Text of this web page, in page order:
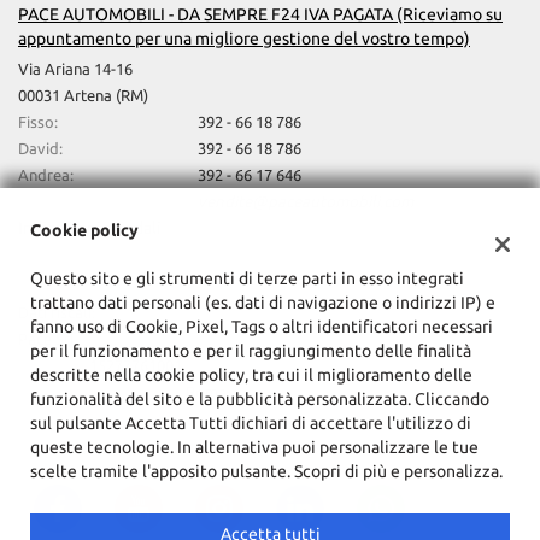
riscaldati • Sensore di pioggia • Servosterzo • Sistema di avviso di
distanza • Sistema di chiamata d'emergenza • Navigatore
riconoscimento della stanchezza • Sound system • Specchietti
laterali elettrici • Start/Stop Automatico • Streaming musicale
integrato • Supporto lombare • Telecamera per parcheggio
assistito • Tetto apribile • USB • Vetri oscurati • Vivavoce • Volante
in pelle • Volante multifunzione
PACE AUTOMOBILI - DA SEMPRE F24 IVA PAGATA (Riceviamo su
appuntamento per una migliore gestione del vostro tempo)
Via Ariana 14-16
00031 Artena (RM)
Fisso:
392 - 66 18 786
David:
392 - 66 18 786
Andrea:
392 - 66 17 646
Indicazioni stradali
Dati fiscali:
Pace Srl
C.F/P.IVA:15277761001
Registro delle imprese: Roma
Cookie policy
Questo sito e gli strumenti di terze parti in esso integrati
trattano dati personali (es. dati di navigazione o indirizzi IP) e
fanno uso di Cookie, Pixel, Tags o altri identificatori necessari
per il funzionamento e per il raggiungimento delle finalità
descritte nella cookie policy, tra cui il miglioramento delle
funzionalità del sito e la pubblicità personalizzata. Cliccando
sul pulsante Accetta Tutti dichiari di accettare l'utilizzo di
queste tecnologie. In alternativa puoi personalizzare le tue
scelte tramite l'apposito pulsante. Scopri di più e personalizza.
Accetta tutti